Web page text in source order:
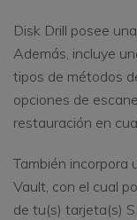
Disk Drill posee
Además, incluye
tipos de métodos
opciones de
restauración en
También incorpora
Vault, con el cual
de tu(s) tarjeta(s)